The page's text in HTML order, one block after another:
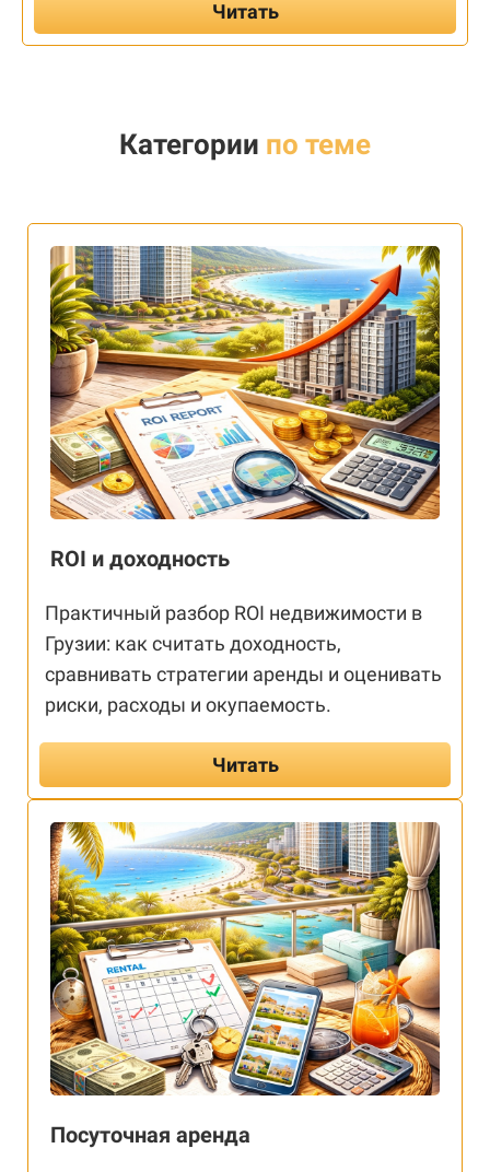
Читать
Категории по теме
ROI и доходность
Практичный разбор ROI недвижимости в
Грузии: как считать доходность,
сравнивать стратегии аренды и оценивать
риски, расходы и окупаемость.
Читать
Посуточная аренда